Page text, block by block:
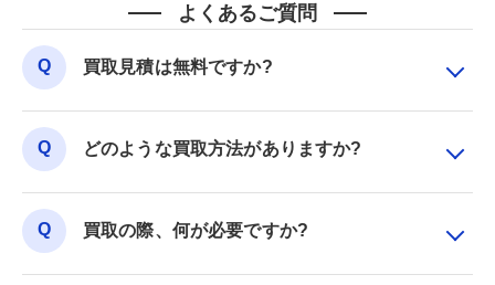
よくあるご質問
買取見積は無料ですか?
どのような買取方法がありますか?
買取の際、何が必要ですか?